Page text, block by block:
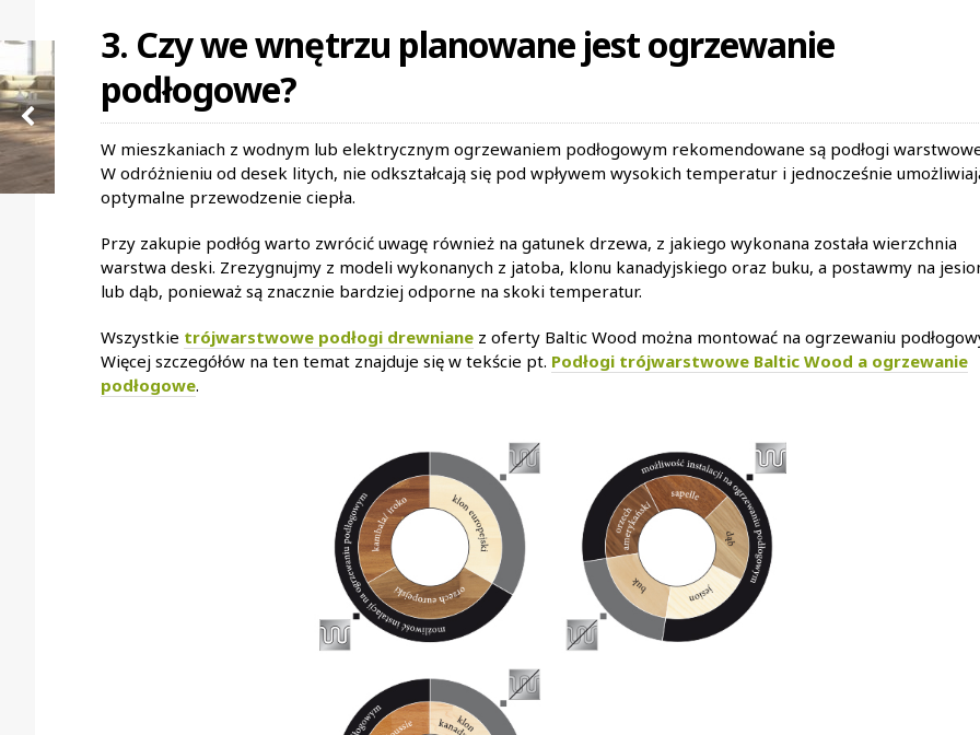
3. Czy we wnętrzu planowane jest ogrzewanie
podłogowe?
W mieszkaniach z wodnym lub elektrycznym ogrzewaniem podłogowym rekomendowane są podłogi
W odróżnieniu od desek litych, nie odkształcają się pod wpływem wysokich temperatur i jednocześnie
optymalne przewodzenie ciepła.
Przy zakupie podłóg warto zwrócić uwagę również na gatunek drzewa, z jakiego wykonana została wierzchnia
warstwa deski. Zrezygnujmy z modeli wykonanych z jatoba, klonu kanadyjskiego oraz buku, a postawmy na
lub dąb, ponieważ są znacznie bardziej odporne na skoki temperatur.
Wszystkie trójwarstwowe podłogi drewniane z oferty Baltic Wood można montować na ogrzewaniu
Więcej szczegółów na ten temat znajduje się w tekście pt. Podłogi trójwarstwowe Baltic Wood a ogrzewanie
podłogowe.